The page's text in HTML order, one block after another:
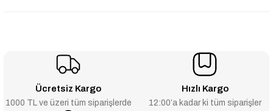
Ücretsiz Kargo
1000 TL ve üzeri tüm siparişlerde
Hızlı Kargo
12:00’a kadar ki tüm siparişler